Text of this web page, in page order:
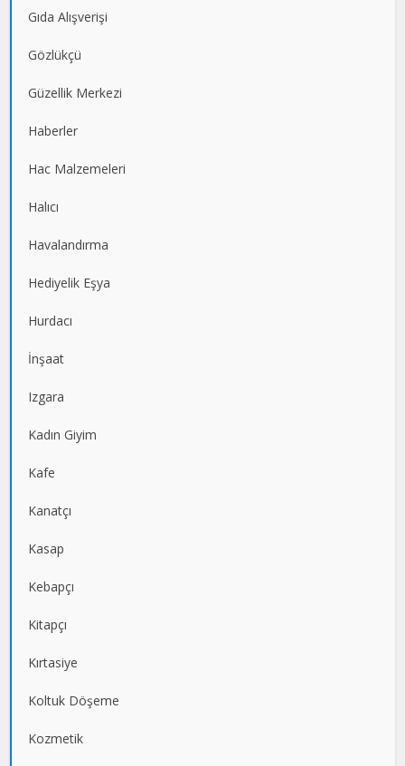
Gıda Alışverişi
Gözlükçü
Güzellik Merkezi
Haberler
Hac Malzemeleri
Halıcı
Havalandırma
Hediyelik Eşya
Hurdacı
İnşaat
Izgara
Kadın Giyim
Kafe
Kanatçı
Kasap
Kebapçı
Kitapçı
Kırtasiye
Koltuk Döşeme
Kozmetik